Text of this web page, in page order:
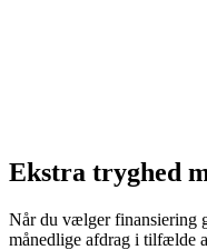
Ekstra tryghed
Når du vælger finansiering
månedlige afdrag i tilfælde